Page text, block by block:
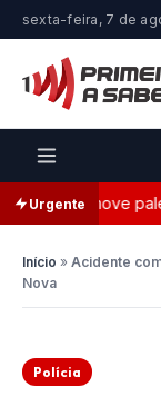
sexta-feira, 7 de
Urgente
promove
Início » Acidente
Nova
Polícia